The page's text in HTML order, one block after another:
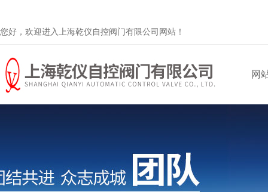
您好，欢迎进入上海乾仪自控阀门有限公司网站！
网